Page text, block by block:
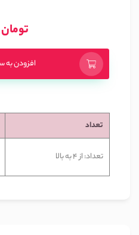
4 × 120,000 = 480,000 تومان
افزودن به
تعداد
تعداد: از 4 به بالا